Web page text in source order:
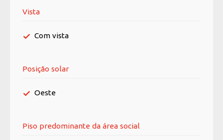
Vista
Com vista
Posição solar
Oeste
Piso predominante da área social